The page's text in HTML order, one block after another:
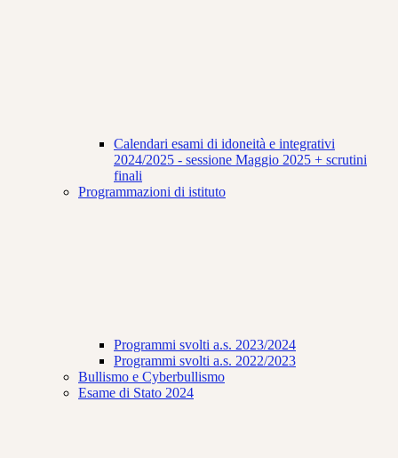
Calendari esami di idoneità e integrativi
2024/2025 - sessione Maggio 2025 + scrutini
finali
Programmazioni di istituto
Programmi svolti a.s. 2023/2024
Programmi svolti a.s. 2022/2023
Bullismo e Cyberbullismo
Esame di Stato 2024